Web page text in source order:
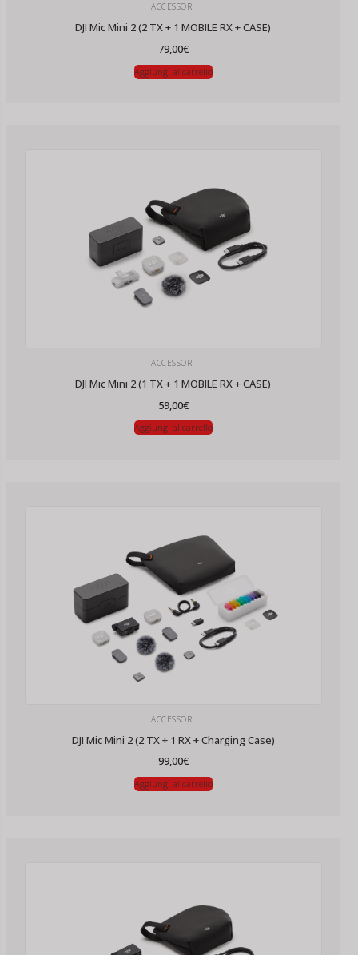
ACCESSORI
DJI Mic Mini 2 (2 TX + 1 MOBILE RX + CASE)
79,00€
Aggiungi al carrello
ACCESSORI
DJI Mic Mini 2 (1 TX + 1 MOBILE RX + CASE)
59,00€
Aggiungi al carrello
ACCESSORI
DJI Mic Mini 2 (2 TX + 1 RX + Charging Case)
99,00€
Aggiungi al carrello